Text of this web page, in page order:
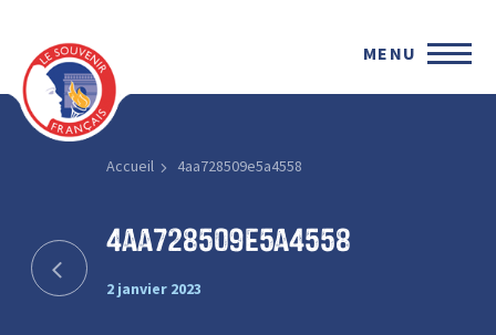
MENU
Accueil 4aa728509e5a4558
4aa728509e5a4558
2 janvier 2023